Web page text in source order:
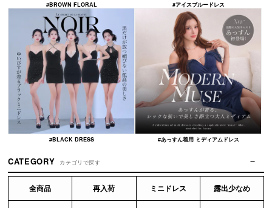
#BROWN FLORAL #アイスブルードレス
#BLACK DRESS #あっすん着用 ミディアムドレス
CATEGORY カテゴリで探す
全商品 再入荷 ミニドレス 露出少なめ